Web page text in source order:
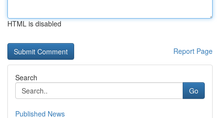
HTML is disabled
Report Page
Search
Go
Published News